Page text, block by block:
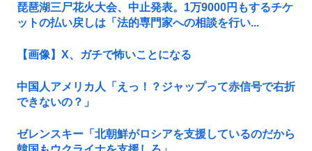
琵琶湖三尸花火大会、中止発表。1万9000円もするチケ
ットの払い戻しは「法的専門家への相談を行い...
【画像】X、ガチで怖いことになる
中国人アメリカ人「えっ！？ジャップって赤信号で右折
できないの？」
ゼレンスキー「北朝鮮がロシアを支援しているのだから